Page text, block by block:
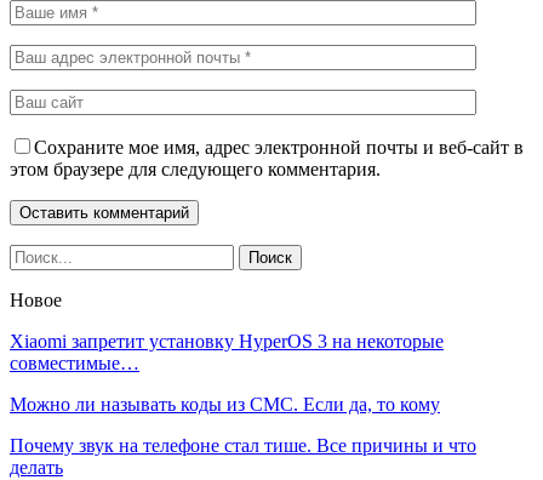
Сохраните мое имя, адрес электронной почты и веб-сайт в
этом браузере для следующего комментария.
Новое
Xiaomi запретит установку HyperOS 3 на некоторые
совместимые…
Можно ли называть коды из СМС. Если да, то кому
Почему звук на телефоне стал тише. Все причины и что
делать